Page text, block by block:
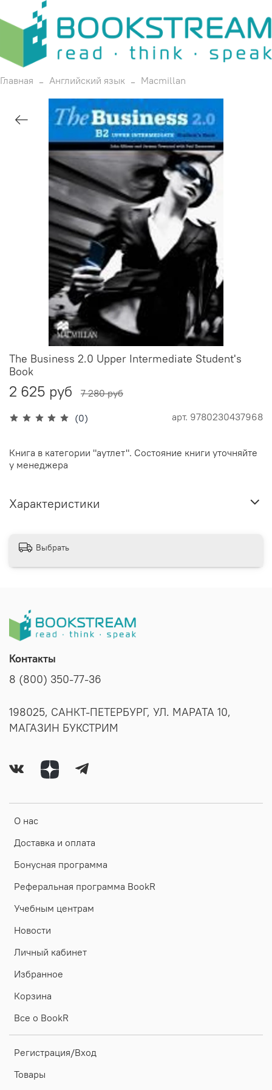
Главная Английский язык Macmillan
(0) арт. 9780230437968
The Business 2.0 Upper Intermediate Student's
Book
2 625 руб 7 280 руб
Книга в категории "аутлет". Состояние книги уточняйте
у менеджера
Характеристики
Выбрать
О нас
Доставка и оплата
Бонусная программа
Реферальная программа BookR
Учебным центрам
Новости
Личный кабинет
Избранное
Корзина
Все о BookR
Регистрация/Вход
Товары
Контакты
8 (800) 350-77-36
198025, САНКТ-ПЕТЕРБУРГ, УЛ. МАРАТА 10,
МАГАЗИН БУКСТРИМ